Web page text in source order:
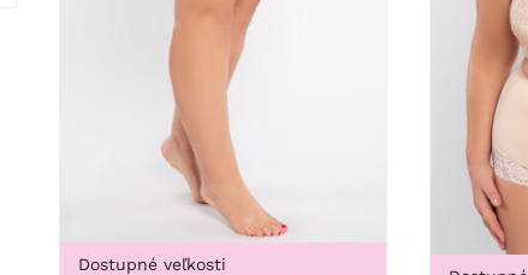
Dostupné veľkosti